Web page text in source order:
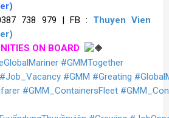
738 979 | FB : Thuyen Vien
ON BOARD
#GMMTogether
#Job_Vacancy #GMM #Greating
#GMM_ContainersFleet